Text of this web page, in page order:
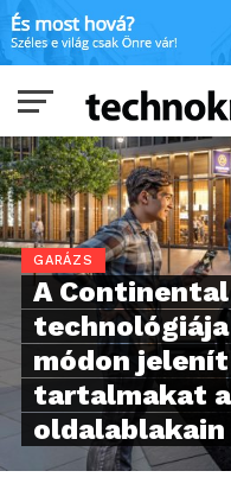
GARÁZS
A
módon
tartalmakat
oldalablakain